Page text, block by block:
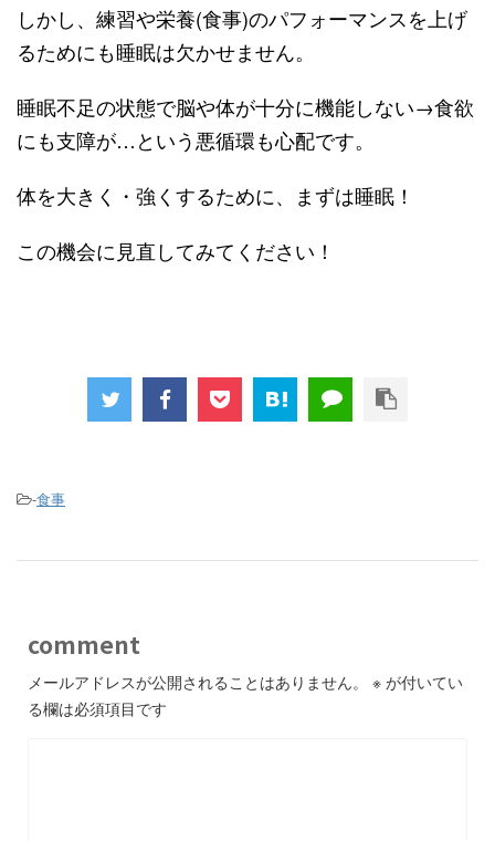
しかし、練習や栄養(食事)のパフォーマンスを上げ
るためにも睡眠は欠かせません。
睡眠不足の状態で脳や体が十分に機能しない→食欲
にも支障が…という悪循環も心配です。
体を大きく・強くするために、まずは睡眠！
この機会に見直してみてください！
-食事
comment
メールアドレスが公開されることはありません。 ※ が付いてい
る欄は必須項目です